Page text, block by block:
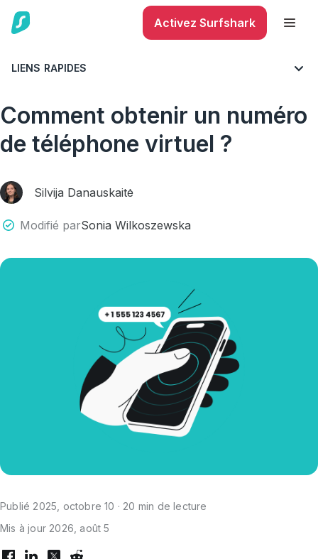
Activez Surfshark
LIENS RAPIDES
BLOG CYBERSÉCURITÉ SÉCURITÉ DES APPAREILS MOBILES
Comment obtenir un numéro
de téléphone virtuel ?
Silvija Danauskaitė
Modifié parSonia Wilkoszewska
Publié 2025, octobre 10 · 20 min de lecture
Mis à jour 2026, août 5